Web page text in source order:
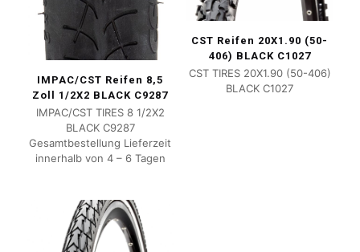
IMPAC/CST Reifen 8,5
Zoll 1/2X2 BLACK C9287
IMPAC/CST TIRES 8 1/2X2
BLACK C9287
Gesamtbestellung Lieferzeit
innerhalb von 4 – 6 Tagen
CST Reifen 20X1.90 (50-
406) BLACK C1027
CST TIRES 20X1.90 (50-406)
BLACK C1027